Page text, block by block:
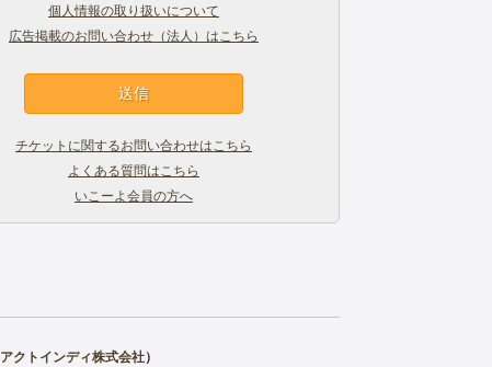
個人情報の取り扱いについて
広告掲載のお問い合わせ（法人）はこちら
チケットに関するお問い合わせはこちら
よくある質問はこちら
いこーよ会員の方へ
アクトインディ株式会社）